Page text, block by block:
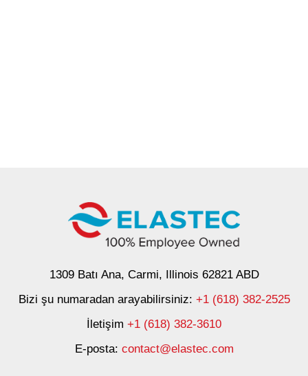
1309 Batı Ana, Carmi, Illinois 62821 ABD
Bizi şu numaradan arayabilirsiniz: +1 (618) 382-2525
İletişim +1 (618) 382-3610
E-posta: contact@elastec.com